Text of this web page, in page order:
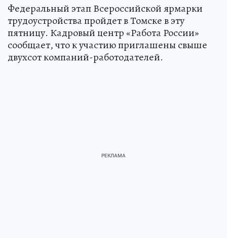
Федеральный этап Всероссийской ярмарки
трудоустройства пройдет в Томске в эту
пятницу. Кадровый центр «Работа России»
сообщает, что к участию приглашены свыше
двухсот компаний-работодателей.